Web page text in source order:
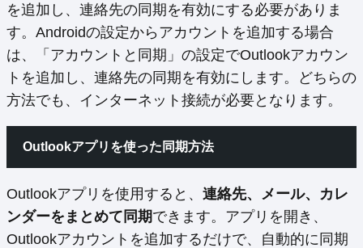
を追加し、連絡先の同期を有効にする必要がありま
す。Androidの設定からアカウントを追加する場合
は、「アカウントと同期」の設定でOutlookアカウン
トを追加し、連絡先の同期を有効にします。どちらの
方法でも、インターネット接続が必要となります。
Outlookアプリを使った同期方法
Outlookアプリを使用すると、 連絡先、メール、カレ
ンダーをまとめて同期できます。アプリを開き、
Outlookアカウントを追加するだけで、自動的に同期